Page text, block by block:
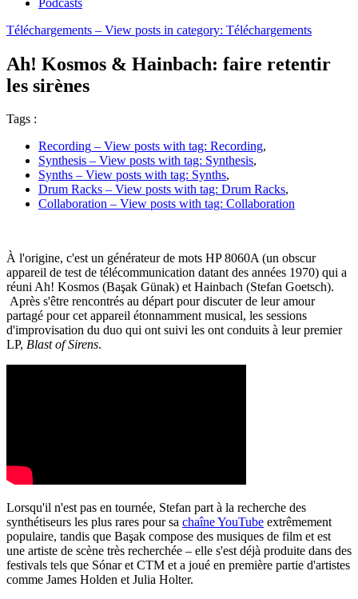
Téléchargements – View posts in category: Téléchargements
Ah! Kosmos & Hainbach: faire retentir
les sirènes
Tags :
Recording – View posts with tag: Recording,
Synthesis – View posts with tag: Synthesis,
Synths – View posts with tag: Synths,
Drum Racks – View posts with tag: Drum Racks,
Collaboration – View posts with tag: Collaboration
À l'origine, c'est un générateur de mots HP 8060A (un obscur
appareil de test de télécommunication datant des années 1970) qui a
réuni Ah! Kosmos (Başak Günak) et Hainbach (Stefan Goetsch).
Après s'être rencontrés au départ pour discuter de leur amour
partagé pour cet appareil étonnamment musical, les sessions
d'improvisation du duo qui ont suivi les ont conduits à leur premier
LP, Blast of Sirens.
Lorsqu'il n'est pas en tournée, Stefan part à la recherche des
synthétiseurs les plus rares pour sa chaîne YouTube extrêmement
populaire, tandis que Başak compose des musiques de film et est
une artiste de scène très recherchée – elle s'est déjà produite dans des
festivals tels que Sónar et CTM et a joué en première partie d'artistes
comme James Holden et Julia Holter.